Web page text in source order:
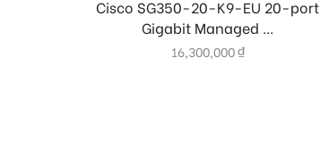
Cisco SG350-20-K9-EU 20-port
Gigabit Managed ...
16,300,000₫